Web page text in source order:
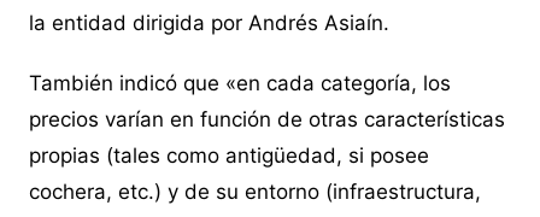
la entidad dirigida por Andrés Asiaín.
También indicó que «en cada categoría, los
precios varían en función de otras características
propias (tales como antigüedad, si posee
cochera, etc.) y de su entorno (infraestructura,